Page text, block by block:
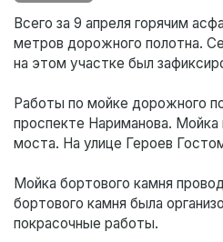
Всего за 9 апреля горячим
метров дорожного полотна.
на этом участке был
Работы по мойке дорожного
проспекте Нариманова. Мойка
моста. На улице Героев
Мойка бортового камня
бортового камня была
покрасочные работы.